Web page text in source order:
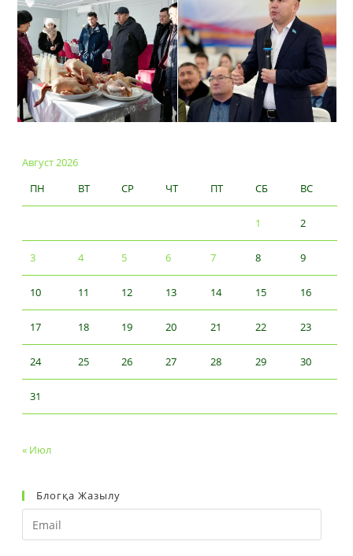
Август 2026
ПН
ВТ СР ЧТ ПТ СБ ВС
1 2
3 4 5 6 7 8 9
10 11 12 13 14 15 16
17 18 19 20 21 22 23
24 25 26 27 28 29 30
31
« Июл
Блогқа Жазылу
Email